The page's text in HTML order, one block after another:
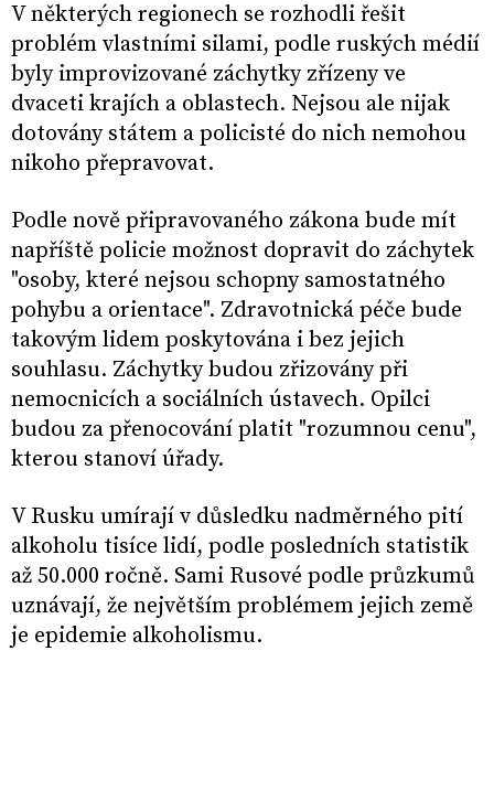
V některých regionech se rozhodli řešit
problém vlastními silami, podle ruských médií
byly improvizované záchytky zřízeny ve
dvaceti krajích a oblastech. Nejsou ale nijak
dotovány státem a policisté do nich nemohou
nikoho přepravovat.
Podle nově připravovaného zákona bude mít
napříště policie možnost dopravit do záchytek
"osoby, které nejsou schopny samostatného
pohybu a orientace". Zdravotnická péče bude
takovým lidem poskytována i bez jejich
souhlasu. Záchytky budou zřizovány při
nemocnicích a sociálních ústavech. Opilci
budou za přenocování platit "rozumnou cenu",
kterou stanoví úřady.
V Rusku umírají v důsledku nadměrného pití
alkoholu tisíce lidí, podle posledních statistik
až 50.000 ročně. Sami Rusové podle průzkumů
uznávají, že největším problémem jejich země
je epidemie alkoholismu.